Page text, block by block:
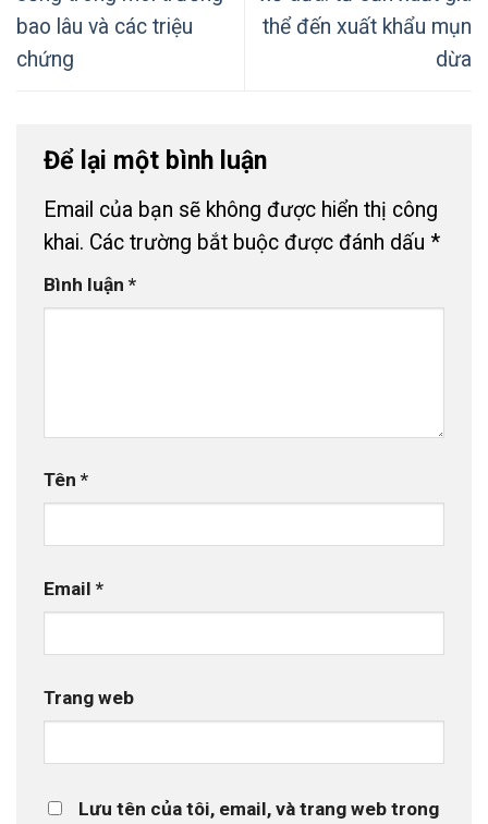
bao lâu và các triệu
chứng
thể đến xuất khẩu mụn
dừa
Để lại một bình luận
Email của bạn sẽ không được hiển thị công
khai. Các trường bắt buộc được đánh dấu *
Bình luận *
Tên *
Email *
Trang web
Lưu tên của tôi, email, và trang web trong